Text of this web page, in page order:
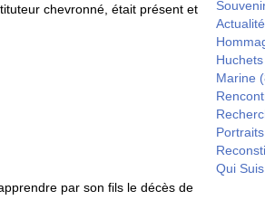
chevronné, était présent et
par son fils le décès de
Actualité
Huchets
Marine
Portraits
Qui